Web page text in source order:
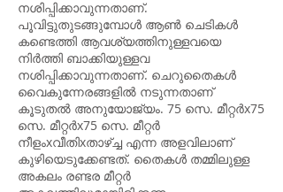
നശിപ്പിക്കാവുന്നതാണ്.
പൂവിട്ടുതുടങ്ങുമ്പോൾ ആൺ ചെടികൾ
കണ്ടെത്തി ആവശ്യത്തിനുള്ളവയെ
നിർത്തി ബാക്കിയുള്ളവ
നശിപ്പിക്കാവുന്നതാണ്. ചെറുതൈകൾ
വൈകുന്നേരങ്ങളിൽ നടുന്നതാണ്
കൂടുതൽ അനുയോജ്യം. 75 സെ. മീറ്റർx75
സെ. മീറ്റർx75 സെ. മീറ്റർ
നീളംxവീതിxതാഴ്ച്ച എന്ന അളവിലാണ്
കുഴിയെടുക്കേണ്ടത്. തൈകൾ തമ്മിലുള്ള
അകലം രണ്ടര മീറ്റർ